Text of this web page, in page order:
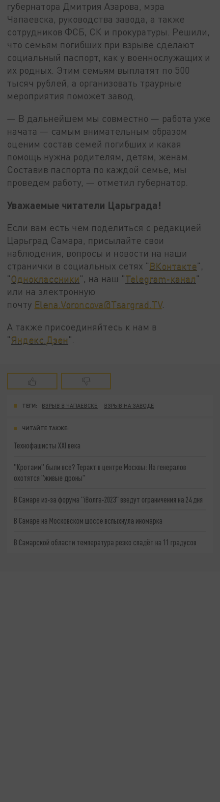
губернатора Дмитрия Азарова, мэра
Чапаевска, руководства завода, а также
сотрудников ФСБ, СК и прокуратуры. Решили,
что семьям погибших при взрыве сделают
социальный паспорт, как у военнослужащих и
их родных. Этим семьям выплатят по 500
тысяч рублей, а организовать траурные
мероприятия поможет завод.
— В дальнейшем мы совместно — работа уже
начата — самым внимательным образом
оценим состав семей погибших и какая
помощь нужна родителям, детям, женам.
Составив паспорта по каждой семье, мы
проведем работу, — отметил губернатор.
Уважаемые читатели Царьграда!
Если вам есть чем поделиться с редакцией
Царьград Самара, присылайте свои
наблюдения, вопросы и новости на наши
странички в социальных сетях "ВКонтакте",
"Одноклассники", на наш "Telegram-канал"
или на электронную
почту Elena.Voroncova@Tsargrad.TV.
А также присоединяйтесь к нам в
"Яндекс.Дзен".
ТЕГИ: ВЗРЫВ В ЧАПАЕВСКЕ ВЗРЫВ НА ЗАВОДЕ
ЧИТАЙТЕ ТАКЖЕ:
Технофашисты XXI века
"Кротами" были все? Теракт в центре Москвы: На генералов
охотятся "живые дроны"
В Самаре из-за форума "iВолга-2023" введут ограничения на 24 дня
В Самаре на Московском шоссе вспыхнула иномарка
В Самарской области температура резко спадёт на 11 градусов